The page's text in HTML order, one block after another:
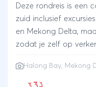
Deze rondreis is een
zuid inclusief
en Mekong Delta,
zodat je zelf op
Halong Bay, Mekong